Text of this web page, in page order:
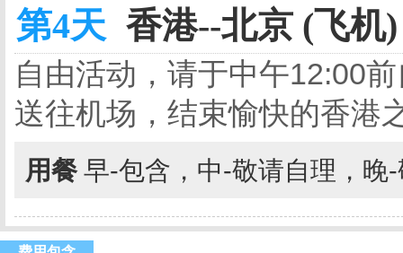
第4天 香港--北京 (飞机)
自由活动，请于中午12:00
送往机场，结束愉快的香港
用餐 早-包含，中-敬请自理，晚